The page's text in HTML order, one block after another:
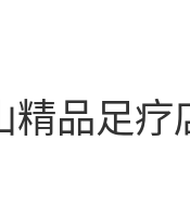
精品足疗